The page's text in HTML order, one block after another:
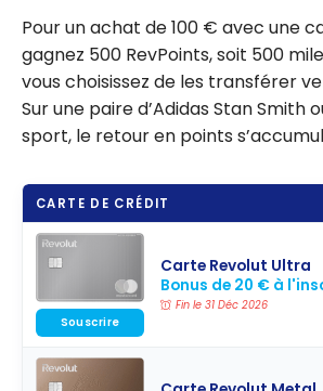
Pour un achat de 100 € avec une
gagnez 500 RevPoints, soit 500
vous choisissez de les transférer
Sur une paire d’Adidas Stan Smith
sport, le retour en points
CARTE DE CRÉDIT
Carte Revolut Ultra
Bonus de 20 € à
Fin le 31 Déc 2026
Souscrire